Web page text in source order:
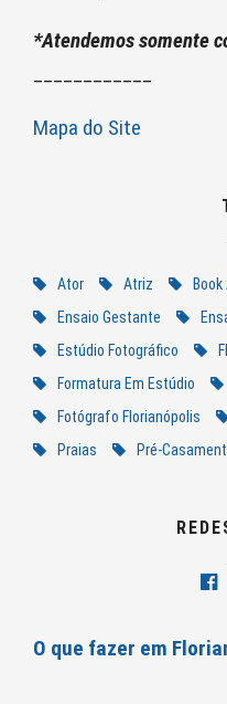
*Atendemos somente
Mapa do Site
Ator Atriz
Ensaio Gestante
Estúdio Fotográfico
Formatura Em Estúdio
Fotógrafo Florianópolis
Praias
Pré-
O que fazer em